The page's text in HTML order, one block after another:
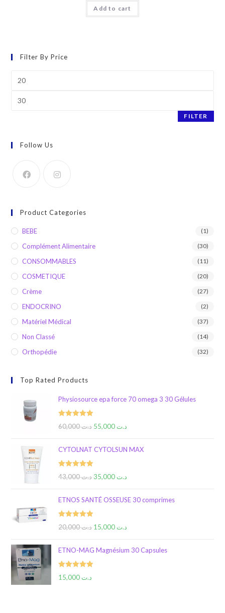
Add to cart
Filter By Price
FILTER
Follow Us
Product Categories
BEBE (1)
Complément Alimentaire (30)
CONSOMMABLES (11)
COSMETIQUE (20)
Crème (27)
ENDOCRINO (2)
Matériel Médical (37)
Non Classé (14)
Orthopédie (32)
Top Rated Products
Physiosource epa force 70 omega 3 30 Gélules
Rated 5.00د.ت60,000 د.ت
CYTOLNAT CYTOLSUN MAX
Rated 5.00د.ت43,000 د.ت
ETNOS SANTÉ OSSEUSE 30 comprimes
Rated 5.00د.ت20,000 د.ت
ETNO-MAG Magnésium 30 Capsules
Rated 5.00د.ت